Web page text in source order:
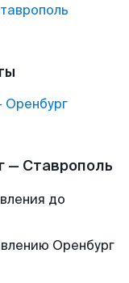
Оренбург
— Ставрополь
до
Оренбург